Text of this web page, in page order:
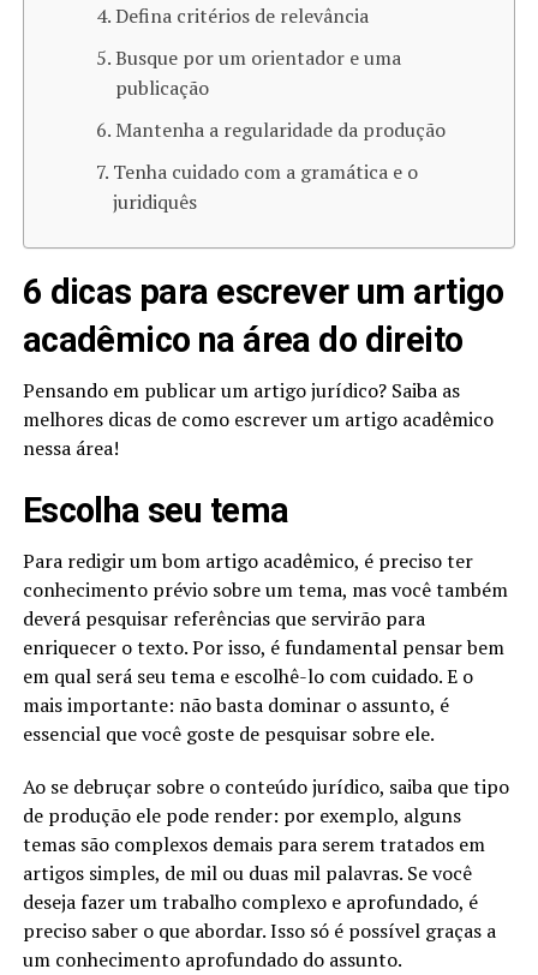
Defina critérios de relevância
Busque por um orientador e uma
publicação
Mantenha a regularidade da produção
Tenha cuidado com a gramática e o
juridiquês
6 dicas para escrever um artigo
acadêmico na área do direito
Pensando em publicar um artigo jurídico? Saiba as
melhores dicas de como escrever um artigo acadêmico
nessa área!
Escolha seu tema
Para redigir um bom artigo acadêmico, é preciso ter
conhecimento prévio sobre um tema, mas você também
deverá pesquisar referências que servirão para
enriquecer o texto. Por isso, é fundamental pensar bem
em qual será seu tema e escolhê-lo com cuidado. E o
mais importante: não basta dominar o assunto, é
essencial que você goste de pesquisar sobre ele.
Ao se debruçar sobre o conteúdo jurídico, saiba que tipo
de produção ele pode render: por exemplo, alguns
temas são complexos demais para serem tratados em
artigos simples, de mil ou duas mil palavras. Se você
deseja fazer um trabalho complexo e aprofundado, é
preciso saber o que abordar. Isso só é possível graças a
um conhecimento aprofundado do assunto.